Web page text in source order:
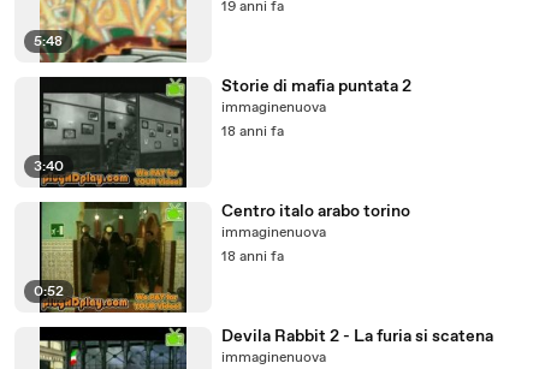
5:48
19 anni fa
3:40
Storie di mafia puntata 2
immaginenuova
18 anni fa
0:52
Centro italo arabo torino
immaginenuova
18 anni fa
Devila Rabbit 2 - La furia si scatena
immaginenuova